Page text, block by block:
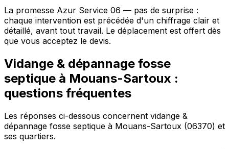
La promesse Azur Service 06 — pas de surprise :
chaque intervention est précédée d'un chiffrage clair et
détaillé, avant tout travail. Le déplacement est offert dès
que vous acceptez le devis.
Vidange & dépannage fosse
septique à Mouans-Sartoux :
questions fréquentes
Les réponses ci-dessous concernent vidange &
dépannage fosse septique à Mouans-Sartoux (06370) et
ses quartiers.